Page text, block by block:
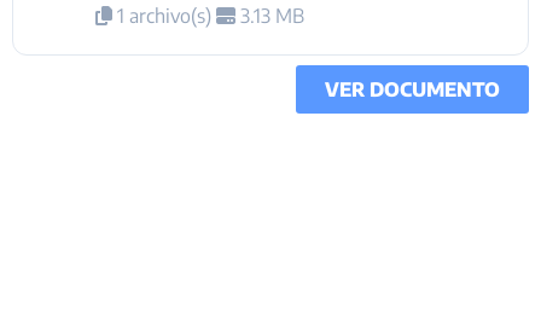
1 archivo(s) 3.13 MB
VER DOCUMENTO